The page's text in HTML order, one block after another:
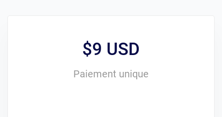
$9 USD
Paiement unique